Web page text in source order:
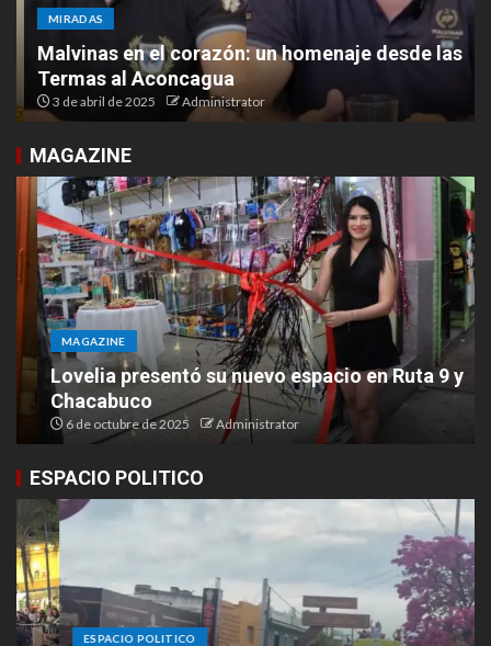
MIRADAS
Malvinas en el corazón: un homenaje desde las
Termas al Aconcagua
3 de abril de 2025 Administrator
MAGAZINE
MAGAZINE
Lovelia presentó su nuevo espacio en Ruta 9 y
Chacabuco
6 de octubre de 2025 Administrator
ESPACIO POLITICO
ESPACIO POLITICO